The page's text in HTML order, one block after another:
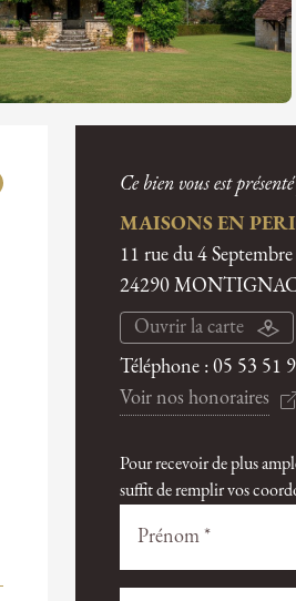
Ce bien vous est
MAISONS EN
11 rue du 4 Septembre
24290
Ouvrir la carte
Téléphone :05 53 51
Voir nos honoraires
Pour recevoir de plus
suffit de remplir vos